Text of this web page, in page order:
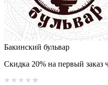
Бакинский бульвар
Скидка 20% на первый заказ